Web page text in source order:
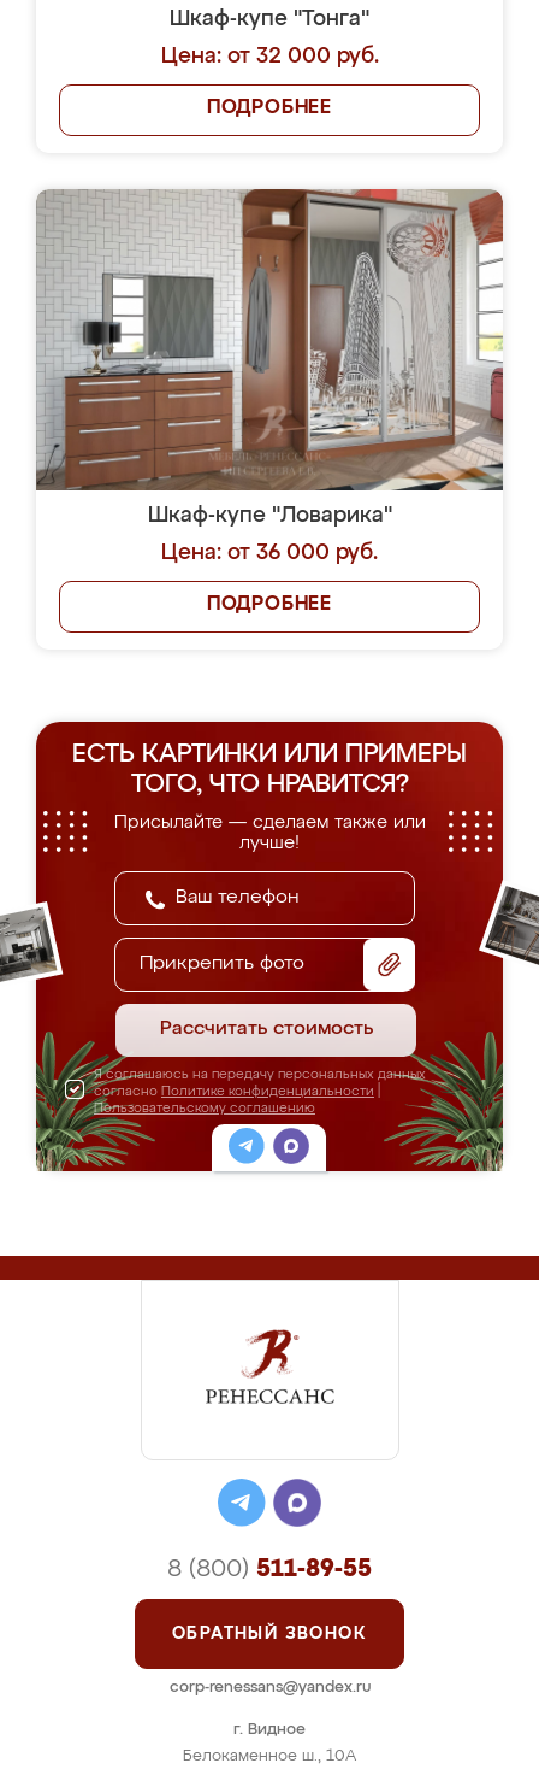
Шкаф-купе "Тонга"
Цена: от 32 000 руб.
ПОДРОБНЕЕ
Шкаф-купе "Ловарика"
Цена: от 36 000 руб.
ПОДРОБНЕЕ
ЕСТЬ КАРТИНКИ ИЛИ ПРИМЕРЫ
ТОГО, ЧТО НРАВИТСЯ?
Присылайте — сделаем также или
лучше!
Прикрепить фото
Рассчитать стоимость
Я соглашаюсь на передачу персональных данных
согласно Политике конфиденциальности
Пользовательскому соглашению
г. Видное
Белокаменное ш., 10А
8 (800) 511-89-55
ОБРАТНЫЙ ЗВОНОК
corp-renessans@yandex.ru